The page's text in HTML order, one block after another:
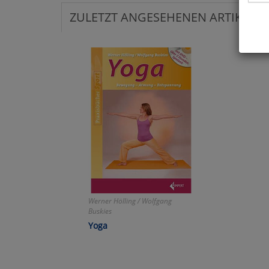
ZULETZT ANGESEHENEN ARTIKEL:
Werner Hölling / Wolfgang
Buskies
Yoga